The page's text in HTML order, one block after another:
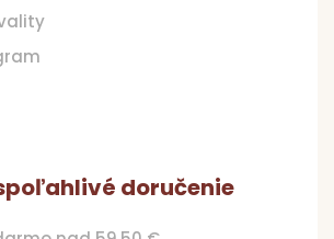
doručenie